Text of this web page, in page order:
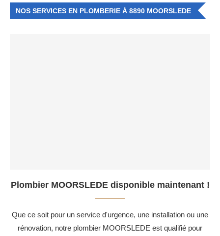
NOS SERVICES EN PLOMBERIE À 8890 MOORSLEDE
Plombier MOORSLEDE disponible maintenant !
Que ce soit pour un service d'urgence, une installation ou une
rénovation, notre plombier MOORSLEDE est qualifié pour